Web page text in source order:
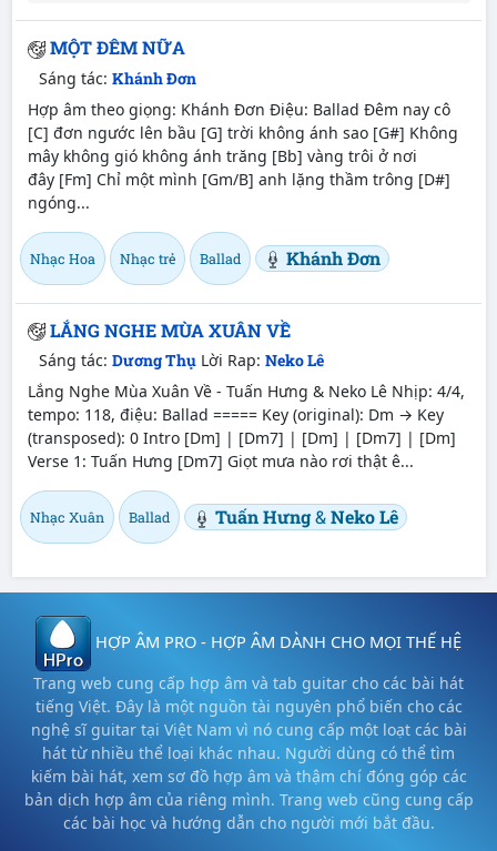
MỘT ĐÊM NỮA
Sáng tác: Khánh Đơn
Hợp âm theo giọng: Khánh Đơn Điệu: Ballad Đêm nay cô
[C] đơn ngước lên bầu [G] trời không ánh sao [G#] Không
mây không gió không ánh trăng [Bb] vàng trôi ở nơi
đây [Fm] Chỉ một mình [Gm/B] anh lặng thầm trông [D#]
ngóng...
Nhạc Hoa Nhạc trẻ Ballad Khánh Đơn
LẮNG NGHE MÙA XUÂN VỀ
Sáng tác: Dương Thụ Lời Rap: Neko Lê
Lắng Nghe Mùa Xuân Về - Tuấn Hưng & Neko Lê Nhịp: 4/4,
tempo: 118, điệu: Ballad ===== Key (original): Dm → Key
(transposed): 0 Intro [Dm] | [Dm7] | [Dm] | [Dm7] | [Dm]
Verse 1: Tuấn Hưng [Dm7] Giọt mưa nào rơi thật ê...
Nhạc Xuân Ballad Tuấn Hưng&Neko Lê
HỢP ÂM PRO - HỢP ÂM DÀNH CHO MỌI THẾ HỆ
Trang web cung cấp hợp âm và tab guitar cho các bài hát
tiếng Việt. Đây là một nguồn tài nguyên phổ biến cho các
nghệ sĩ guitar tại Việt Nam vì nó cung cấp một loạt các bài
hát từ nhiều thể loại khác nhau. Người dùng có thể tìm
kiếm bài hát, xem sơ đồ hợp âm và thậm chí đóng góp các
bản dịch hợp âm của riêng mình. Trang web cũng cung cấp
các bài học và hướng dẫn cho người mới bắt đầu.